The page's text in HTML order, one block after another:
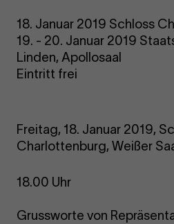
18. Januar 2019 Schloss
19. - 20. Januar 2019
Linden, Apollosaal
Eintritt frei
Freitag, 18. Januar 2019,
Charlottenburg, Weißer
18.00 Uhr
Grussworte von